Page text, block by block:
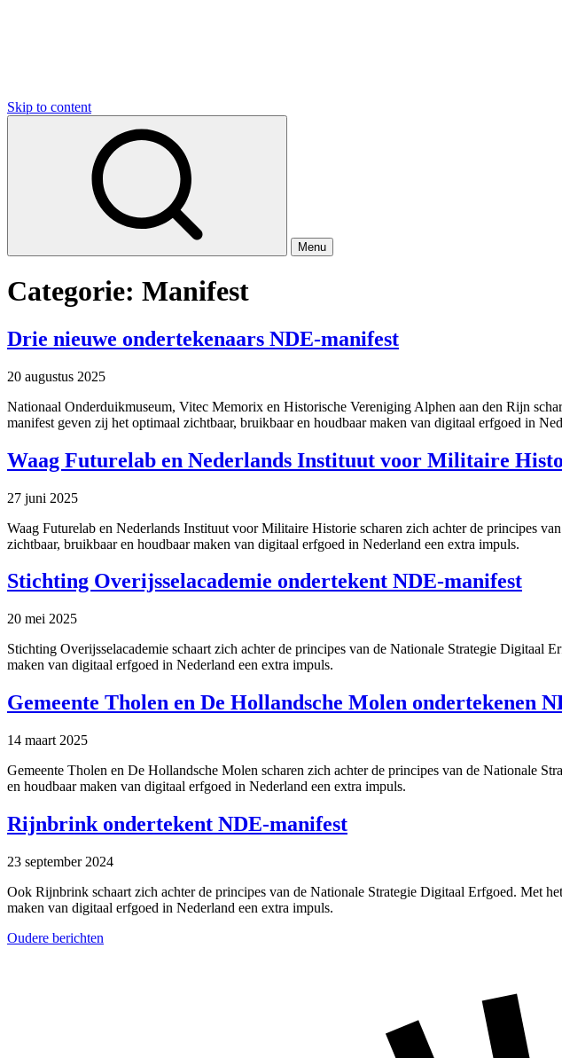
Skip to content
Menu
Categorie: Manifest
Drie nieuwe ondertekenaars NDE-manifest
20 augustus 2025
Nationaal Onderduikmuseum, Vitec Memorix en Historische Vereniging Alphen aan den Rijn
manifest geven zij het optimaal zichtbaar, bruikbaar en houdbaar maken van digitaal erfgoed in
Waag Futurelab en Nederlands Instituut voor Militaire
27 juni 2025
Waag Futurelab en Nederlands Instituut voor Militaire Historie scharen zich achter de principes
zichtbaar, bruikbaar en houdbaar maken van digitaal erfgoed in Nederland een extra impuls.
Stichting Overijsselacademie ondertekent NDE-manifest
20 mei 2025
Stichting Overijsselacademie schaart zich achter de principes van de Nationale Strategie
maken van digitaal erfgoed in Nederland een extra impuls.
Gemeente Tholen en De Hollandsche Molen ondertekenen
14 maart 2025
Gemeente Tholen en De Hollandsche Molen scharen zich achter de principes van de Nationale
en houdbaar maken van digitaal erfgoed in Nederland een extra impuls.
Rijnbrink ondertekent NDE-manifest
23 september 2024
Ook Rijnbrink schaart zich achter de principes van de Nationale Strategie Digitaal Erfgoed. Met
maken van digitaal erfgoed in Nederland een extra impuls.
Berichten
Oudere berichten